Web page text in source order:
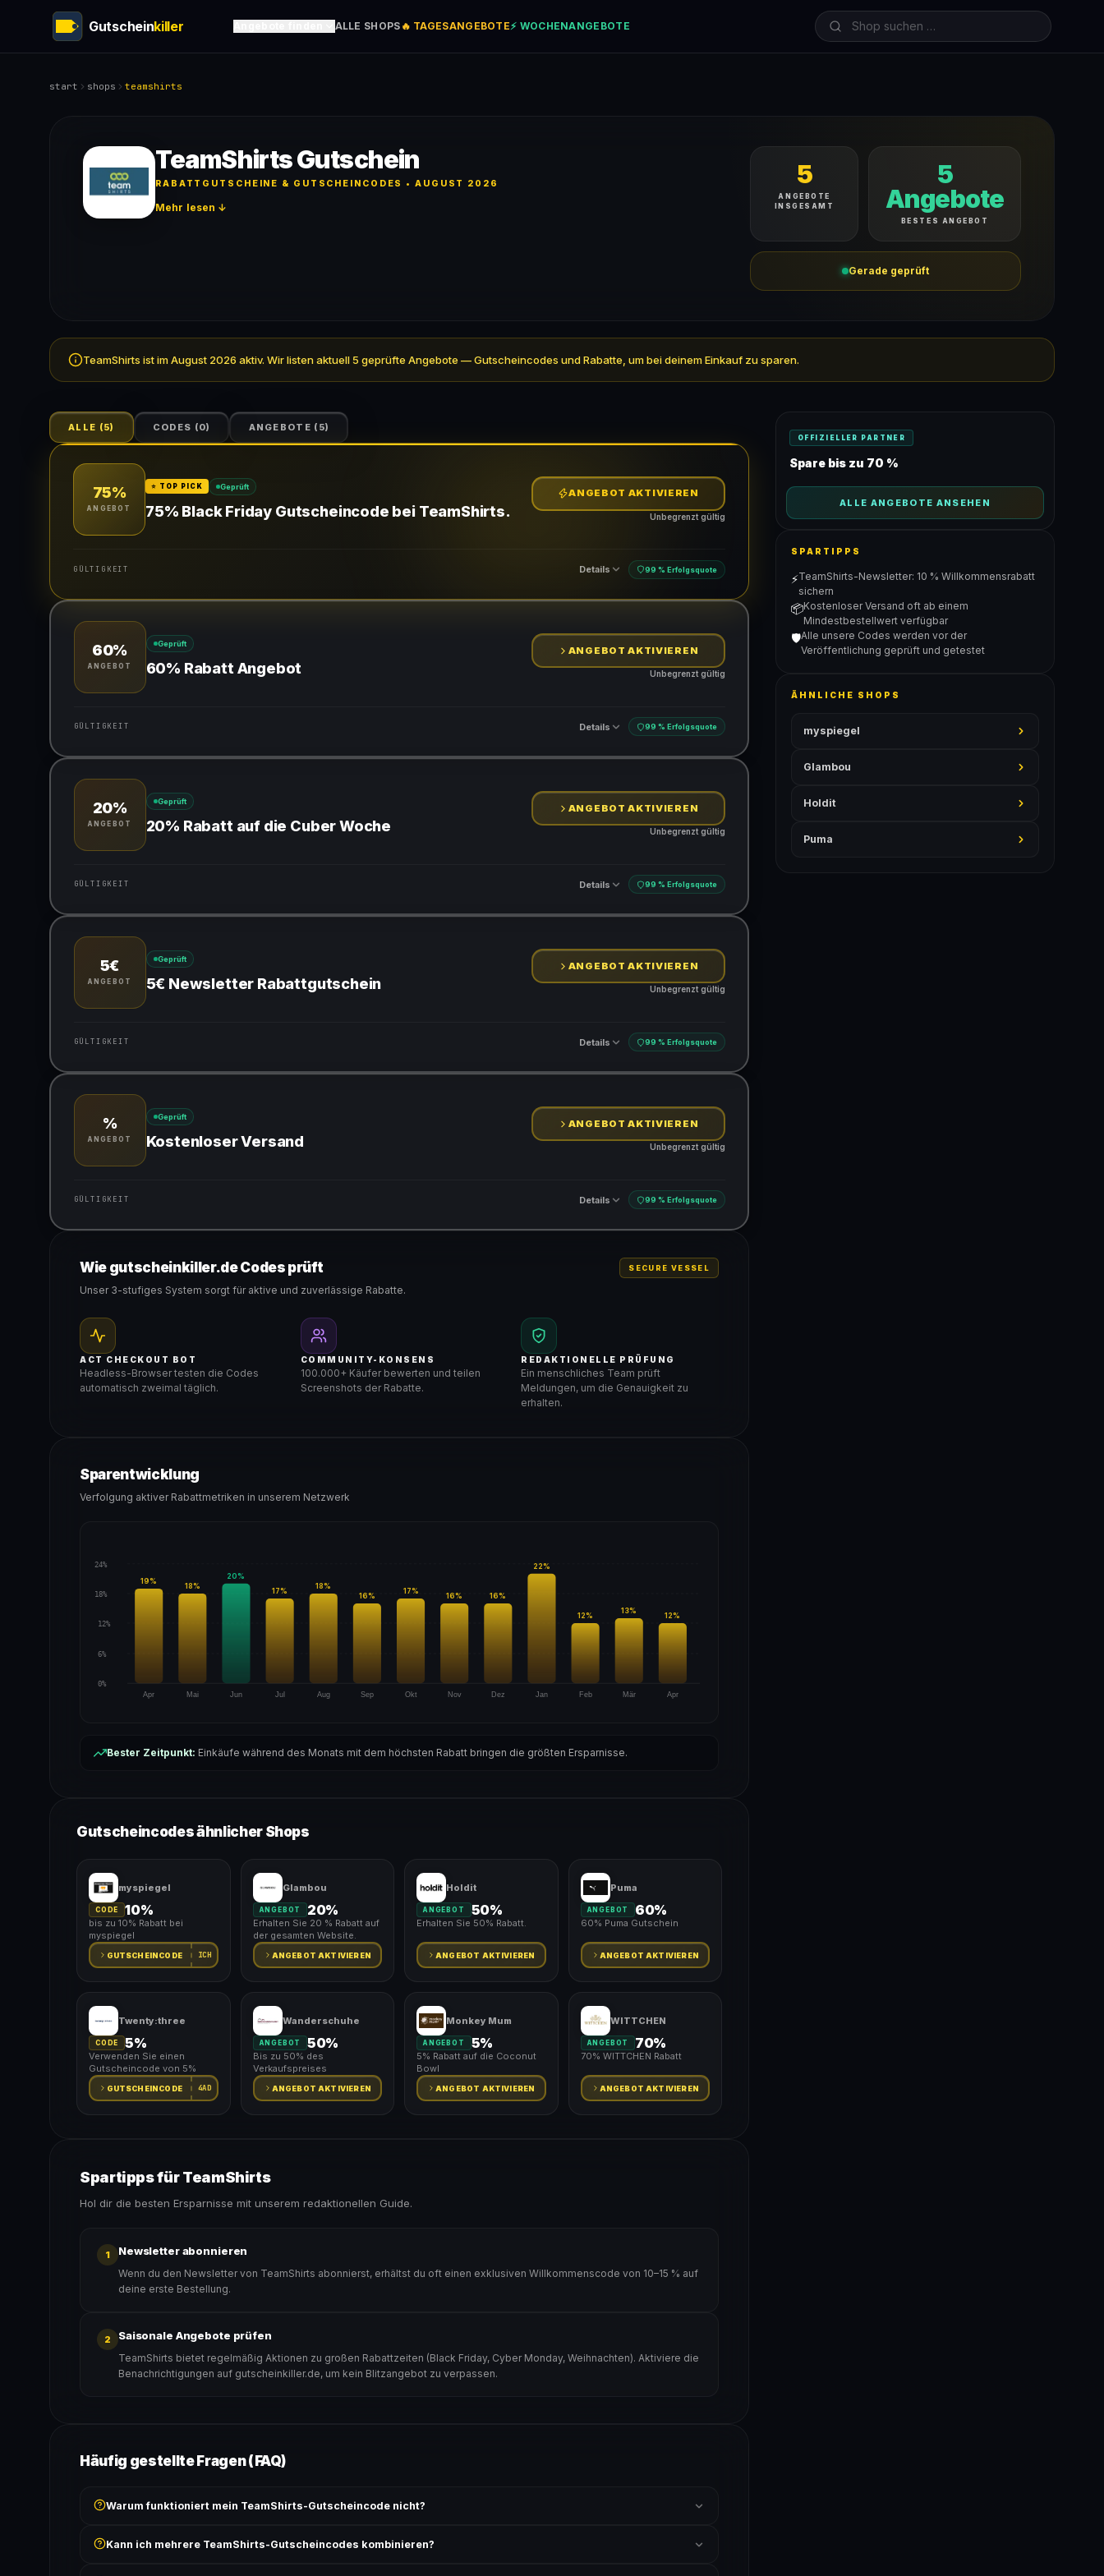
Gutscheinkiller ALLE SHOPS 🔥 TAGESANGEBOTE⚡ WOCHENANGEBOTE
start shops teamshirts
TeamShirts Gutschein
RABATTGUTSCHEINE & GUTSCHEINCODES • AUGUST 2026
Mehr lesen ↓
5
ANGEBOTE
INSGESAMT
5
Angebote
BESTES ANGEBOT
Gerade geprüft
TeamShirts ist im August 2026 aktiv. Wir listen aktuell 5 geprüfte Angebote — Gutscheincodes und Rabatte, um bei deinem Einkauf zu sparen.
ALLE (5) CODES (0) ANGEBOTE ( 5)
75%
ANGEBOT
⭐ TOP PICK Geprüft
75% Black Friday Gutscheincode bei TeamShirts.
ANGEBOT AKTIVIEREN
Unbegrenzt gültig
GÜLTIGKEIT Details 99 % Erfolgsquote
Gültig für teilnehmende Produkte
60%
ANGEBOT
Geprüft
60% Rabatt Angebot
ANGEBOT AKTIVIEREN
Unbegrenzt gültig
GÜLTIGKEIT Details 99 % Erfolgsquote
Gültig für teilnehmende Produkte
20%
ANGEBOT
Geprüft
20% Rabatt auf die Cuber Woche
ANGEBOT AKTIVIEREN
Unbegrenzt gültig
GÜLTIGKEIT Details 99 % Erfolgsquote
Gültig für teilnehmende Produkte
5€
ANGEBOT
Geprüft
5€ Newsletter Rabattgutschein
ANGEBOT AKTIVIEREN
Unbegrenzt gültig
GÜLTIGKEIT Details 99 % Erfolgsquote
Gültig für teilnehmende Produkte
%
ANGEBOT
Geprüft
Kostenloser Versand
ANGEBOT AKTIVIEREN
Unbegrenzt gültig
GÜLTIGKEIT Details 99 % Erfolgsquote
Gültig für teilnehmende Produkte
Wie gutscheinkiller.de Codes prüft
Unser 3-stufiges System sorgt für aktive und zuverlässige Rabatte.
SECURE VESSEL
ACT CHECKOUT BOT
Headless-Browser testen die Codes
automatisch zweimal täglich.
COMMUNITY-KONSENS
100.000+ Käufer bewerten und teilen
Screenshots der Rabatte.
REDAKTIONELLE PRÜFUNG
Ein menschliches Team prüft
Meldungen, um die Genauigkeit zu
erhalten.
Sparentwicklung
Verfolgung aktiver Rabattmetriken in unserem Netzwerk
24%
18%
12%
6%
0%
Apr
19%
Mai
18%
Jun
20%
Jul
17%
Aug
18%
Sep
16%
Okt
17%
Nov
16%
Dez
16%
Jan
22%
Feb
12%
Mär
13%
Apr
12%
Bester Zeitpunkt: Einkäufe während des Monats mit dem höchsten Rabatt bringen die größten Ersparnisse.
Gutscheincodes ähnlicher Shops
myspiegel
CODE 10%
bis zu 10% Rabatt bei
myspiegel
GUTSCHEINCODE ICH
Glambou
ANGEBOT 20%
Erhalten Sie 20 % Rabatt auf
der gesamten Website.
ANGEBOT AKTIVIEREN
Holdit
ANGEBOT 50%
Erhalten Sie 50% Rabatt.
ANGEBOT AKTIVIEREN
Puma
ANGEBOT 60%
60% Puma Gutschein
ANGEBOT AKTIVIEREN
Twenty:three
CODE 5%
Verwenden Sie einen
Gutscheincode von 5%
GUTSCHEINCODE 4AD
Wanderschuhe
ANGEBOT 50%
Bis zu 50% des
Verkaufspreises
ANGEBOT AKTIVIEREN
Monkey Mum
ANGEBOT 5%
5% Rabatt auf die Coconut
Bowl
ANGEBOT AKTIVIEREN
WITTCHEN
ANGEBOT 70%
70% WITTCHEN Rabatt
ANGEBOT AKTIVIEREN
Spartipps für TeamShirts
Hol dir die besten Ersparnisse mit unserem redaktionellen Guide.
1 Newsletter abonnieren
Wenn du den Newsletter von TeamShirts abonnierst, erhältst du oft einen exklusiven Willkommenscode von 10–15 % auf
deine erste Bestellung.
2 Saisonale Angebote prüfen
TeamShirts bietet regelmäßig Aktionen zu großen Rabattzeiten (Black Friday, Cyber Monday, Weihnachten). Aktiviere die
Benachrichtigungen auf gutscheinkiller.de, um kein Blitzangebot zu verpassen.
Häufig gestellte Fragen (FAQ)
Warum funktioniert mein TeamShirts-Gutscheincode nicht?
Bedingungen findest du unter „Details".
Kann ich mehrere TeamShirts-Gutscheincodes kombinieren?
OFFIZIELLER PARTNER
Spare bis zu 70 %
ALLE ANGEBOTE ANSEHEN
SPARTIPPS
⚡TeamShirts-Newsletter: 10 % Willkommensrabatt
sichern
📦Kostenloser Versand oft ab einem
Mindestbestellwert verfügbar
🛡️Alle unsere Codes werden vor der
Veröffentlichung geprüft und getestet
ÄHNLICHE SHOPS
myspiegel
Glambou
Holdit
Puma